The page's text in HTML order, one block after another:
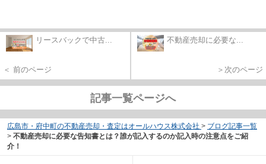
リースバックで中古...
＜ 前のページ
不動産売却に必要な...
＞次のページ
記事一覧ページへ
広島市・府中町の不動産売却・査定はオールハウス株式会社 > ブログ記事一覧
> 不動産売却に必要な告知書とは？誰が記入するのか記入時の注意点をご紹
介！